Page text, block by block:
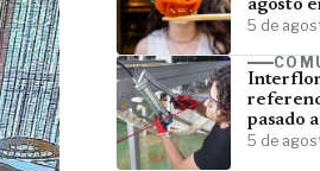
agosto
5 de
pasado
5 de